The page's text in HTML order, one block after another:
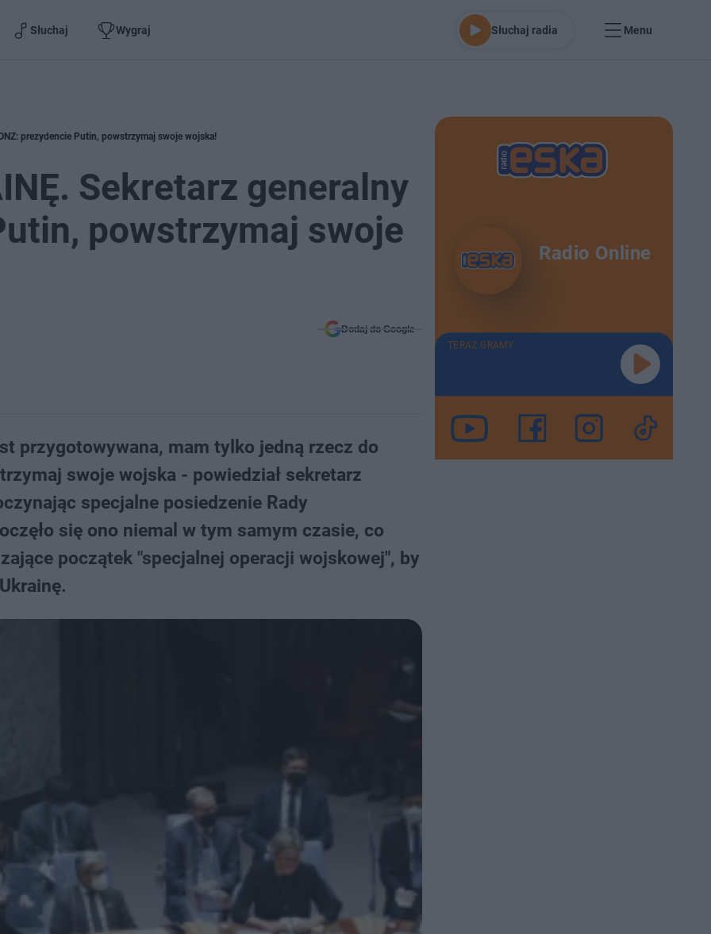
Słuchaj Wygraj Słuchaj radia Menu
prezydencie Putin, powstrzymaj swoje wojska!
Sekretarz generalny
powstrzymaj swoje
Dodaj do Google
przygotowywana, mam tylko jedną rzecz do
swoje wojska - powiedział sekretarz
specjalne posiedzenie Rady
się ono niemal w tym samym czasie, co
początek "specjalnej operacji wojskowej", by
Radio Online
TERAZ GRAMY